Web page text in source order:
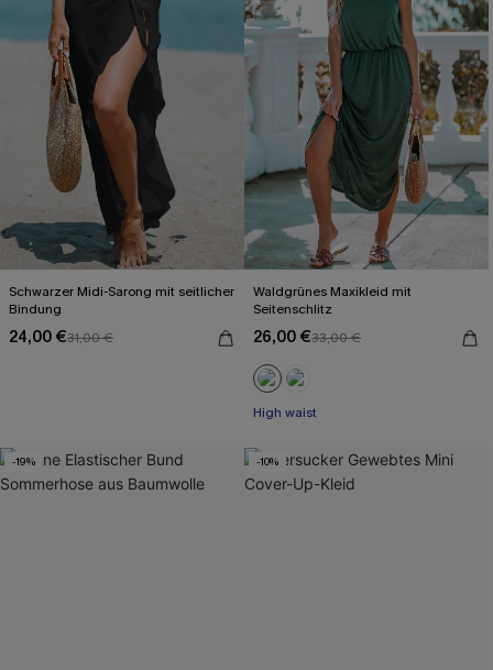
Schwarzer Midi-Sarong mit seitlicher
Bindung
24,00 €31,00 €
Waldgrünes Maxikleid mit
Seitenschlitz
26,00 €33,00 €
High waist
-19% -10%